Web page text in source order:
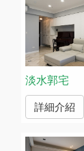
淡水郭宅
詳細介紹